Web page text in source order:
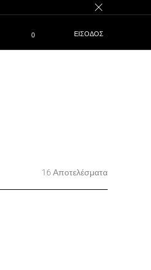
0 ΕΙΣΟΔΟΣ
16 Αποτελέσματα